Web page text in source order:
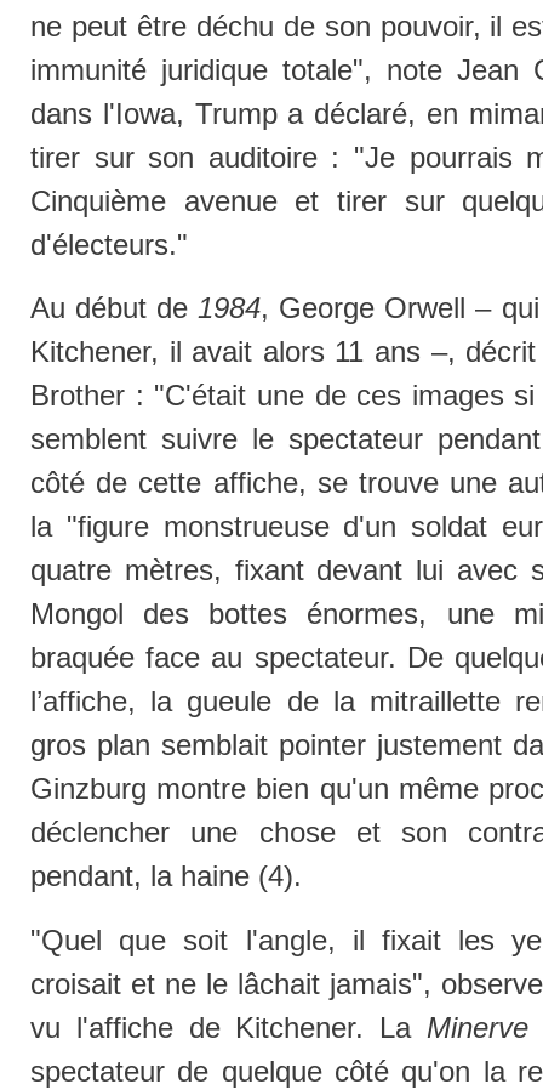
ne peut être déchu de son pouvoir, il
immunité juridique totale", note Jean
dans l'Iowa, Trump a déclaré, en
tirer sur son auditoire : "Je pourrais
Cinquième avenue et tirer sur
d'électeurs."
Au début de1984, George Orwell –
Kitchener, il avait alors 11 ans –,
Brother : "C'était une de ces images
semblent suivre le spectateur
côté de cette affiche, se trouve une
la "figure monstrueuse d'un soldat
quatre mètres, fixant devant lui avec
Mongol des bottes énormes, une
braquée face au spectateur. De
l’affiche, la gueule de la mitraillette
gros plan semblait pointer justement
Ginzburg montre bien qu'un même
déclencher une chose et son
pendant, la haine (4).
"Quel que soit l'angle, il fixait les
croisait et ne le lâchait jamais",
vu l'affiche de Kitchener. La Minerve
spectateur de quelque côté qu'on la